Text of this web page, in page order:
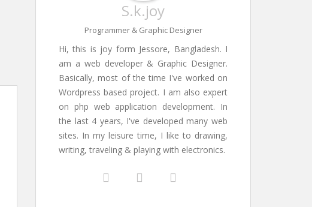
S.k.joy
Programmer & Graphic Designer
Hi, this is joy form Jessore, Bangladesh. I
am a web developer & Graphic Designer.
Basically, most of the time I've worked on
Wordpress based project. I am also expert
on php web application development. In
the last 4 years, I've developed many web
sites. In my leisure time, I like to drawing,
writing, traveling & playing with electronics.